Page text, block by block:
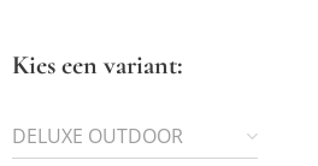
Kies een variant:
DELUXE OUTDOOR